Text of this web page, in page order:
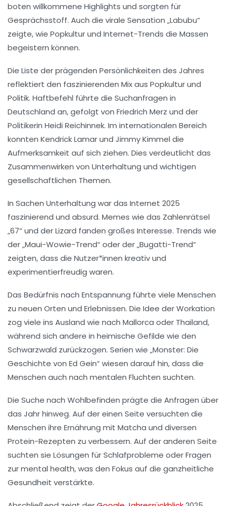
boten willkommene Highlights und sorgten für
Gesprächsstoff. Auch die virale Sensation „Labubu“
zeigte, wie Popkulturund Internet-Trends die Massen
begeistern können.
Die Liste der prägenden Persönlichkeiten des Jahres
reflektiert den faszinierenden Mix aus Popkulturund
Politik. Haftbefehl führte die Suchanfragen in
Deutschland an, gefolgt von Friedrich Merz und der
Politikerin Heidi Reichinnek. Im internationalen Bereich
konnten Kendrick Lamarund Jimmy Kimmel die
Aufmerksamkeit auf sich ziehen. Dies verdeutlicht das
Zusammenwirken von Unterhaltung und wichtigen
gesellschaftlichen Themen.
In Sachen Unterhaltung war das Internet 2025
faszinierend und absurd. Memes wie das Zahlenrätsel
„67“ und derLizard fanden großes Interesse. Trends wie
der„Maui-Wowie-Trend“ oder der„Bugatti-Trend“
zeigten, dass die Nutzer*innen kreativ und
experimentierfreudig waren.
Das Bedürfnis nach Entspannung führte viele Menschen
zu neuen Orten und Erlebnissen. Die Idee derWorkation
zog viele ins Ausland wie nach Mallorca oder Thailand,
während sich andere in heimische Gefilde wie den
Schwarzwald zurückzogen. Serien wie „Monster: Die
Geschichte von Ed Gein“ wiesen darauf hin, dass die
Menschen auch nach mentalen Fluchten suchten.
Die Suche nach Wohlbefinden prägte die Anfragen über
das Jahr hinweg. Auf der einen Seite versuchten die
Menschen ihre Ernährung mit Matcha und diversen
Protein-Rezepten zu verbessern. Auf der anderen Seite
suchten sie Lösungen fürSchlafprobleme oder Fragen
zurmental health, was den Fokus auf die ganzheitliche
Gesundheit verstärkte.